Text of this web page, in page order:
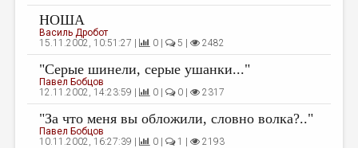
ОТДЕЛЫ И РУБРИКИ
ИЗБРАННОЕ
ДАЙДЖЕСТ
ПРОИЗВЕДЕНИЯ
ПЕРЕВОДЫ
НОША
Василь Дробот
15.11.2002, 10:51:27 |
0 | 5 | 2482
"Серые шинели, серые ушанки..."
Павел Бобцов
12.11.2002, 14:23:59 |
0 | 0 | 2317
"За что меня вы обложили, словно волка?.."
Павел Бобцов
10.11.2002, 16:27:39 |
0 | 1 | 2193